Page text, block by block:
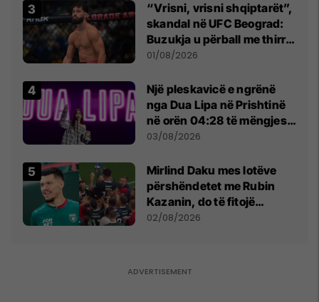
“Vrisni, vrisni shqiptarët”,
skandal në UFC Beograd:
Buzukja u përball me thirrje
anti-shqiptare nga
01/08/2026
Një pleskavicë e ngrënë
nga Dua Lipa në Prishtinë
në orën 04:28 të mëngjesit
- dhe bota digjitale serbe
03/08/2026
Mirlind Daku mes lotëve
përshëndetet me Rubin
Kazanin, do të fitojë
miliona te Spartak Moska
02/08/2026